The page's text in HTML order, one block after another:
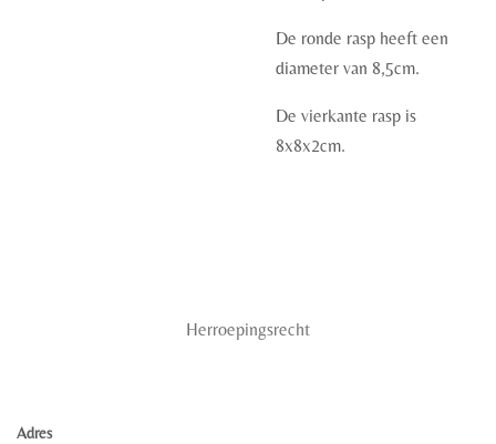
De ronde rasp heeft een
diameter van 8,5cm.
De vierkante rasp is
8x8x2cm.
Herroepingsrecht
Adres